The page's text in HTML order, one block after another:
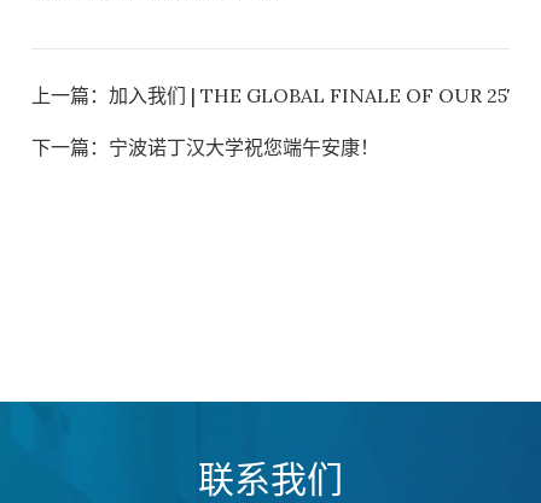
上一篇： 加入我们 | THE GLOBAL FINALE OF OUR
下一篇： 宁波诺丁汉大学祝您端午安康！
联系我们